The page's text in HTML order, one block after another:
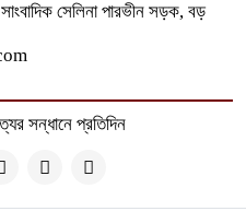
সেলিনা পারভীন সড়ক, বড়